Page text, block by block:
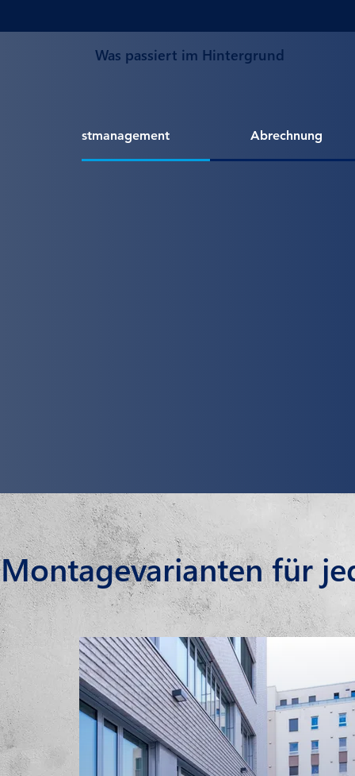
Was passiert im Hintergrund
Abrechnung
Lastmanagement
Montagevarianten für